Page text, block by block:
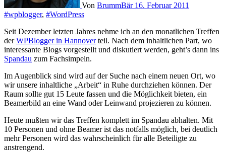
Von BrummBär 16. Februar 2011
#wpblogger, #WordPress
Seit Dezember letzten Jahres nehme ich an den monatlichen Treffen
derWPBlogger in Hannoverteil. Nach dem inhaltlichen Part, wo
interessante Blogs vorgestellt und diskutiert werden, geht’s dann ins
Spandau zum Fachsimpeln.
Im Augenblick sind wird auf der Suche nach einem neuen Ort, wo
wir unsere inhaltliche „Arbeit“ in Ruhe durchziehen können. Der
Raum sollte gut 15 Leute fassen und die Möglichkeit bieten, ein
Beamerbild an eine Wand oder Leinwand projezieren zu können.
Heute mußten wir das Treffen komplett im Spandau abhalten. Mit
10 Personen und ohne Beamer ist das notfalls möglich, bei deutlich
mehr Personen wird das wahrscheinlich für alle Beteiligte zu
anstrengend.